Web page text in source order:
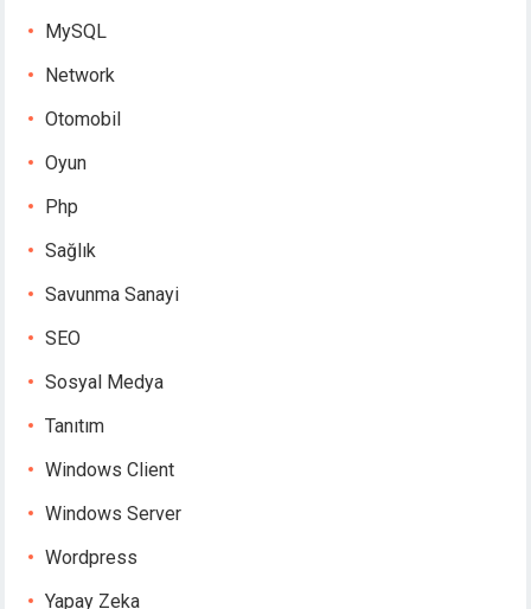
MySQL
Network
Otomobil
Oyun
Php
Sağlık
Savunma Sanayi
SEO
Sosyal Medya
Tanıtım
Windows Client
Windows Server
Wordpress
Yapay Zeka